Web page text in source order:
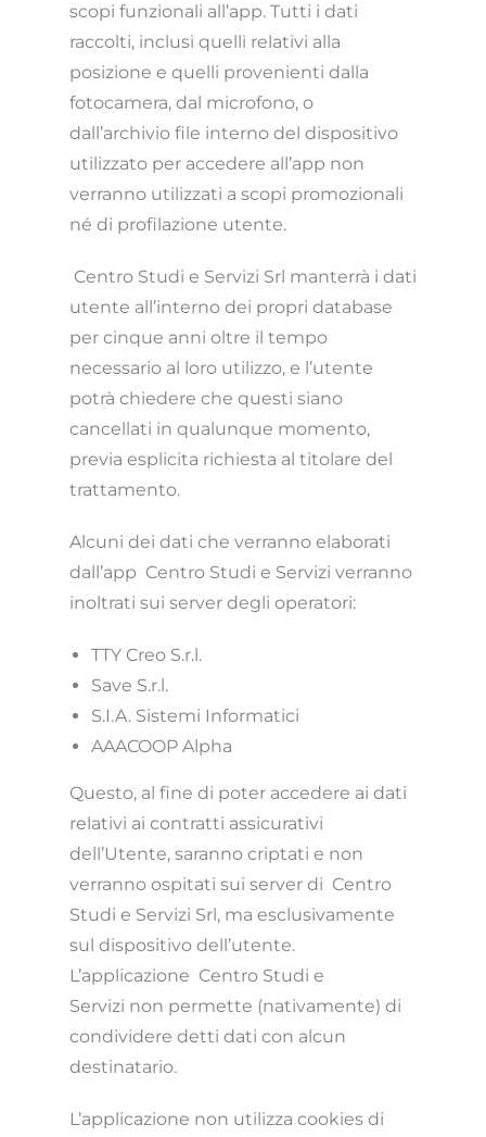
scopi funzionali all’app. Tutti i dati
raccolti, inclusi quelli relativi alla
posizione e quelli provenienti dalla
fotocamera, dal microfono, o
dall’archivio file interno del dispositivo
utilizzato per accedere all’app non
verranno utilizzati a scopi promozionali
né di profilazione utente.
Centro Studi e Servizi Srl manterrà i dati
utente all’interno dei propri database
per cinque anni oltre il tempo
necessario al loro utilizzo, e l’utente
potrà chiedere che questi siano
cancellati in qualunque momento,
previa esplicita richiesta al titolare del
trattamento.
Alcuni dei dati che verranno elaborati
dall’app Centro Studi e Servizi verranno
inoltrati sui server degli operatori:
TTY Creo S.r.l.
Save S.r.l.
S.I.A. Sistemi Informatici
AAACOOP Alpha
Questo, al fine di poter accedere ai dati
relativi ai contratti assicurativi
dell’Utente, saranno criptati e non
verranno ospitati sui server di Centro
Studi e Servizi Srl , ma esclusivamente
sul dispositivo dell’utente.
L’applicazione Centro Studi e
Servizi non permette (nativamente) di
condividere detti dati con alcun
destinatario.
L’applicazione non utilizza cookies di